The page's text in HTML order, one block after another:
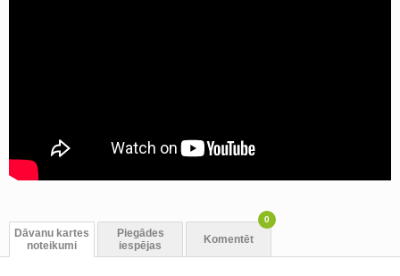
Dāvanu kartes
noteikumi
Piegādes
iespējas
Komentēt
0